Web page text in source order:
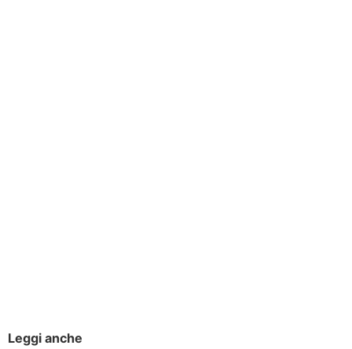
Leggi anche